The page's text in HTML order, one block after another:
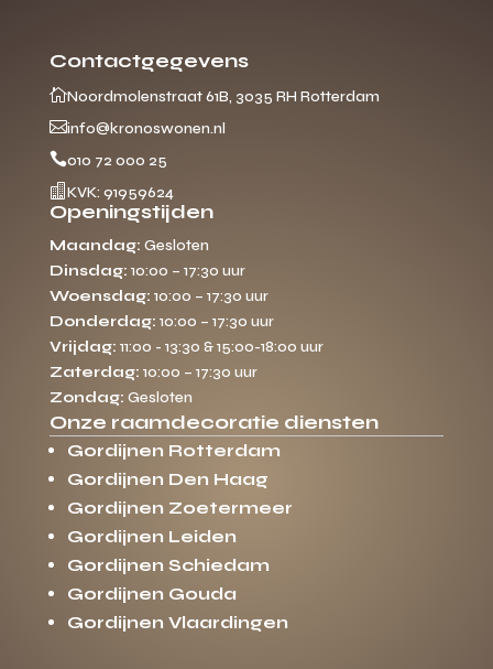
Contactgegevens
Noordmolenstraat 61B, 3035 RH Rotterdam
info@kronoswonen.nl
010 72 000 25
 KVK: 91959624
Openingstijden
Maandag: Gesloten
Dinsdag: 10:00 – 17:30 uur
Woensdag: 10:00 – 17:30 uur
Donderdag: 10:00 – 17:30 uur
Vrijdag: 11:00 - 13:30 & 15:00-18:00 uur
Zaterdag: 10:00 – 17:30 uur
Zondag: Gesloten
Onze raamdecoratie diensten
Gordijnen Rotterdam
Gordijnen Den Haag
Gordijnen Zoetermeer
Gordijnen Leiden
Gordijnen Schiedam
Gordijnen Gouda
Gordijnen Vlaardingen